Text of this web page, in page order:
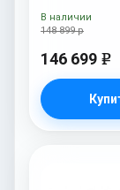
Amour New
148 899 р
146 699 e
В наличии